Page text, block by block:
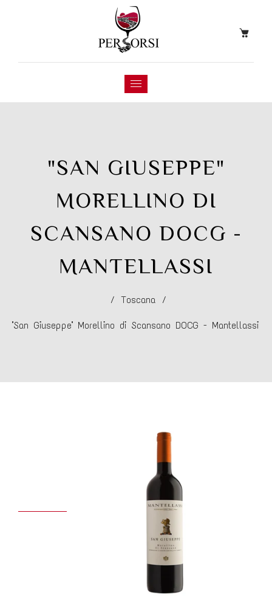
"SAN GIUSEPPE"
MORELLINO DI
SCANSANO DOCG -
MANTELLASSI
/ Toscana /
"San Giuseppe" Morellino di Scansano DOCG - Mantellassi